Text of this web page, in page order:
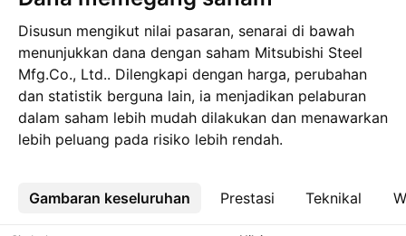
Disusun mengikut nilai pasaran, senarai di bawah
menunjukkan dana dengan saham Mitsubishi Steel
Mfg.Co., Ltd.. Dilengkapi dengan harga, perubahan
dan statistik berguna lain, ia menjadikan pelaburan
dalam saham lebih mudah dilakukan dan menawarkan
lebih peluang pada risiko lebih rendah.
Gambaran keseluruhan Prestasi Teknikal
Lebih